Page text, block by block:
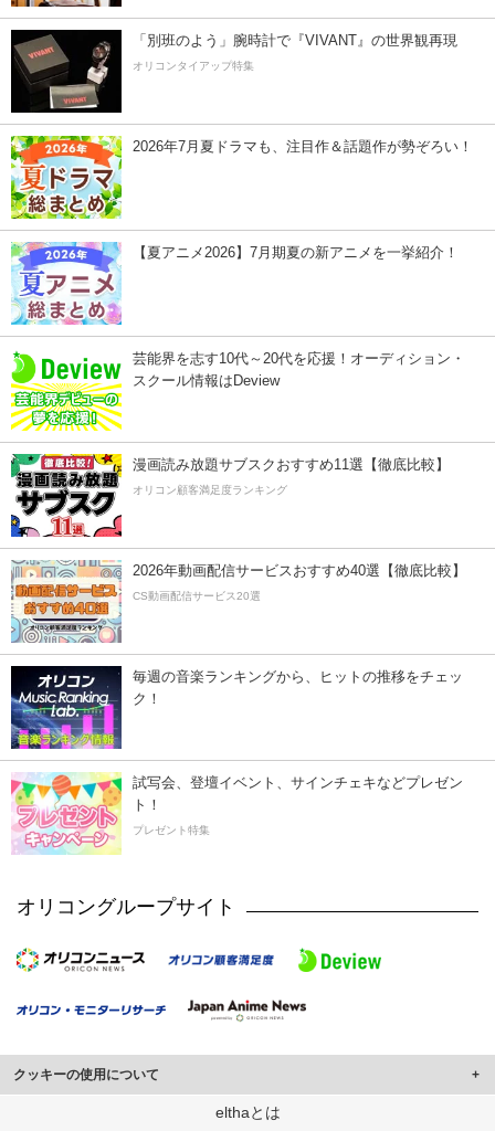
「別班のよう」腕時計で『VIVANT』の世界観再現
オリコンタイアップ特集
2026年7月夏ドラマも、注目作＆話題作が勢ぞろい！
【夏アニメ2026】7月期夏の新アニメを一挙紹介！
芸能界を志す10代～20代を応援！オーディション・
スクール情報はDeview
漫画読み放題サブスクおすすめ11選【徹底比較】
オリコン顧客満足度ランキング
2026年動画配信サービスおすすめ40選【徹底比較】
CS動画配信サービス20選
毎週の音楽ランキングから、ヒットの推移をチェッ
ク！
試写会、登壇イベント、サインチェキなどプレゼン
ト！
プレゼント特集
オリコングループサイト
クッキーの使用について
このサイトでは Cookie を使用して、ユーザーに合わせたコンテンツや広告の
elthaとは